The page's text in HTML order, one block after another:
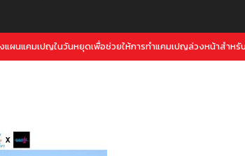
ไง :: Threads คู่แข่งใหม่ของ Twitter จาก META เปิดตัวภายใต้